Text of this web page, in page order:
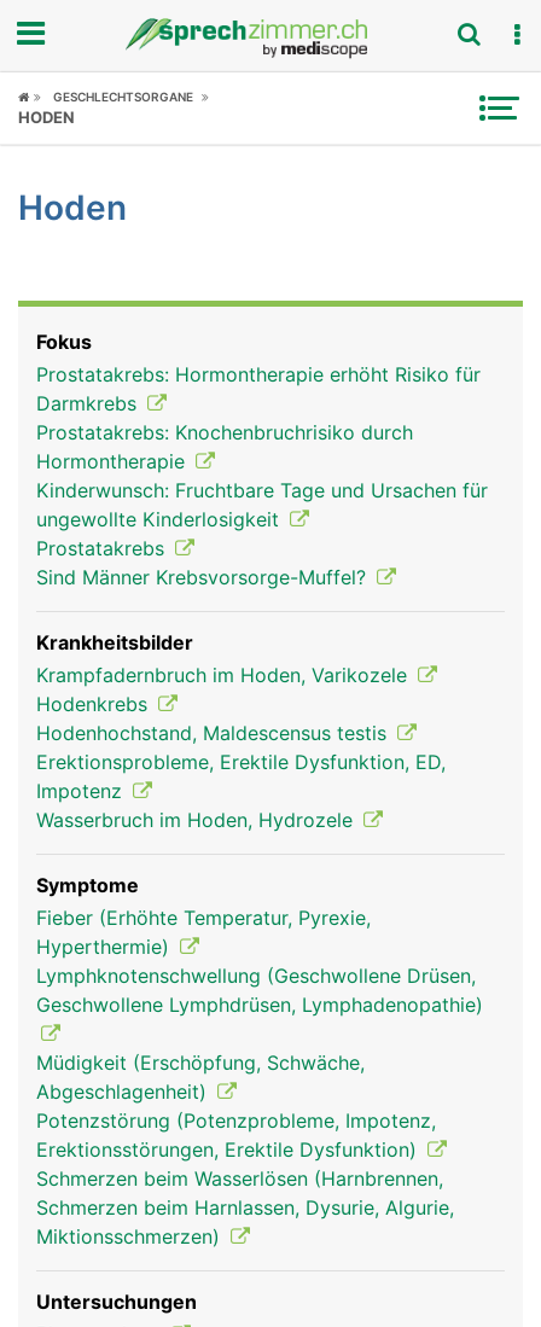
Fokus
Symptome
News
Ratgeber
Rubriken
GESCHLECHTSORGANE
HODEN
Hoden
Fokus
Prostatakrebs: Hormontherapie erhöht Risiko für
Darmkrebs
Prostatakrebs: Knochenbruchrisiko durch
Hormontherapie
Kinderwunsch: Fruchtbare Tage und Ursachen für
ungewollte Kinderlosigkeit
Prostatakrebs
Sind Männer Krebsvorsorge-Muffel?
Krankheitsbilder
Krampfadernbruch im Hoden, Varikozele
Hodenkrebs
Hodenhochstand, Maldescensus testis
Erektionsprobleme, Erektile Dysfunktion, ED,
Impotenz
Wasserbruch im Hoden, Hydrozele
Symptome
Fieber (Erhöhte Temperatur, Pyrexie,
Hyperthermie)
Lymphknotenschwellung (Geschwollene Drüsen,
Geschwollene Lymphdrüsen, Lymphadenopathie)
Müdigkeit (Erschöpfung, Schwäche,
Abgeschlagenheit)
Potenzstörung (Potenzprobleme, Impotenz,
Erektionsstörungen, Erektile Dysfunktion)
Schmerzen beim Wasserlösen (Harnbrennen,
Schmerzen beim Harnlassen, Dysurie, Algurie,
Miktionsschmerzen)
Untersuchungen